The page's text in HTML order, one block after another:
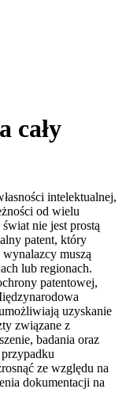
cały
intelektualnej,
od wielu
nie jest prostą
patent, który
muszą
lub regionach.
patentowej,
uzyskanie
związane z
badania oraz
ze względu na
dokumentacji na